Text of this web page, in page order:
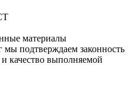
материалы
мы подтверждаем законность
качество выполняемой